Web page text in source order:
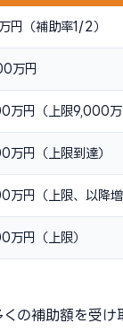
円（補助率1/2）
万円
万円（上限9,000万
万円（上限到達）
万円（上限、以降増
万円（上限）
の補助額を受け